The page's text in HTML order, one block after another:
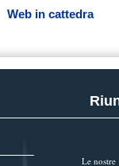
Web in cattedra
Le nostre